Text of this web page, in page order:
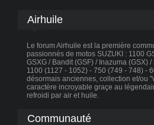
Airhuile
Le forum Airhuile est la première
passionnés de motos SUZUKI : 1100
GSXG / Bandit (GSF) / Inazuma (GSX)
1100 (1127 - 1052) - 750 (749 - 748) -
désormais anciennes, collection et/ou
caractère incroyable graçe au
refroidi par air et huile.
Communauté